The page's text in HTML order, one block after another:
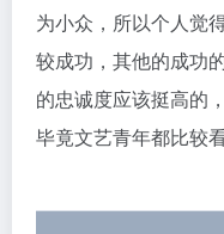
为小众，所以个人觉
较成功，其他的成功
的忠诚度应该挺高的
毕竟文艺青年都比较